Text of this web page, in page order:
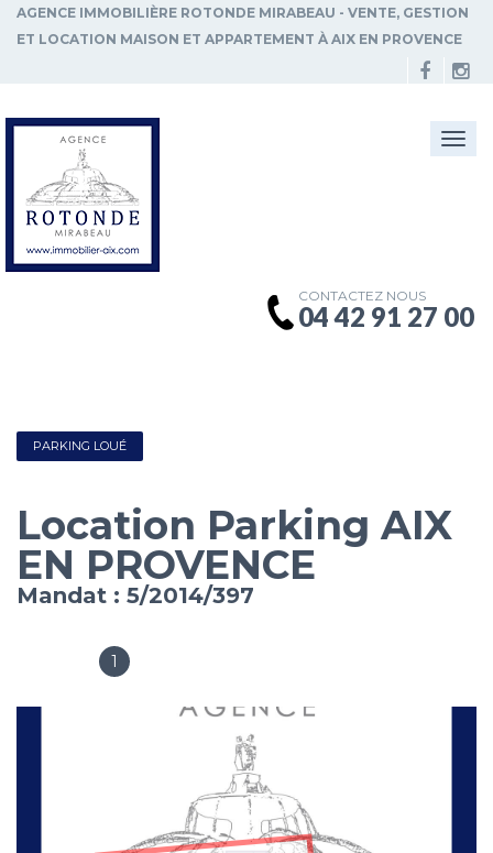
AGENCE IMMOBILIÈRE ROTONDE MIRABEAU - VENTE, GESTION
ET LOCATION MAISON ET APPARTEMENT À AIX EN PROVENCE
CONTACTEZ NOUS
04 42 91 27 00
PARKING LOUÉ
Location Parking AIX
EN PROVENCE
Mandat : 5/2014/397
1